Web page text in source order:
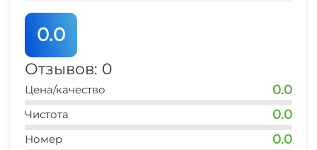
0.0
Отзывов: 0
Цена/качество 0.0
Чистота 0.0
Номер 0.0